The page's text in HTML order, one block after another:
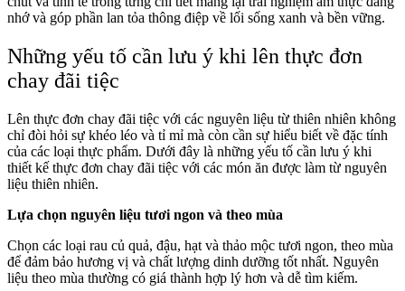
nhớ và góp phần lan tỏa thông điệp về lối sống xanh và bền vững.
Những yếu tố cần lưu ý khi lên thực đơn
chay đãi tiệc
Lên thực đơn chay đãi tiệc với các nguyên liệu từ thiên nhiên không
chỉ đòi hỏi sự khéo léo và tỉ mỉ mà còn cần sự hiểu biết về đặc tính
của các loại thực phẩm. Dưới đây là những yếu tố cần lưu ý khi
thiết kế thực đơn chay đãi tiệc với các món ăn được làm từ nguyên
liệu thiên nhiên.
Lựa chọn nguyên liệu tươi ngon và theo mùa
Chọn các loại rau củ quả, đậu, hạt và thảo mộc tươi ngon, theo mùa
để đảm bảo hương vị và chất lượng dinh dưỡng tốt nhất. Nguyên
liệu theo mùa thường có giá thành hợp lý hơn và dễ tìm kiếm.